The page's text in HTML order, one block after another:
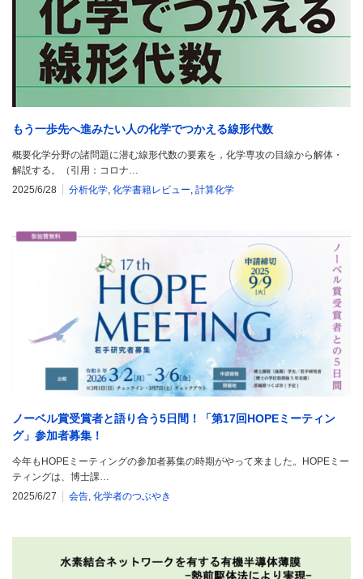
もう一歩先へ進みたい人の化学でつかえる線形代数
概要化学分野の諸問題に潜む線形代数の要素を，化学専攻の目線から解体・
解説する。（引用：コロナ…
2025/6/28
分析化学 化学書籍レビュー 計算化学
ノーベル賞受賞者と語り合う5日間！「第17回HOPEミーティン
グ」参加者募集！
今年もHOPEミーティングの参加者募集の時期がやって来ました。HOPEミー
ティングは、博士課…
2025/6/27
会告, 化学者のつぶやき